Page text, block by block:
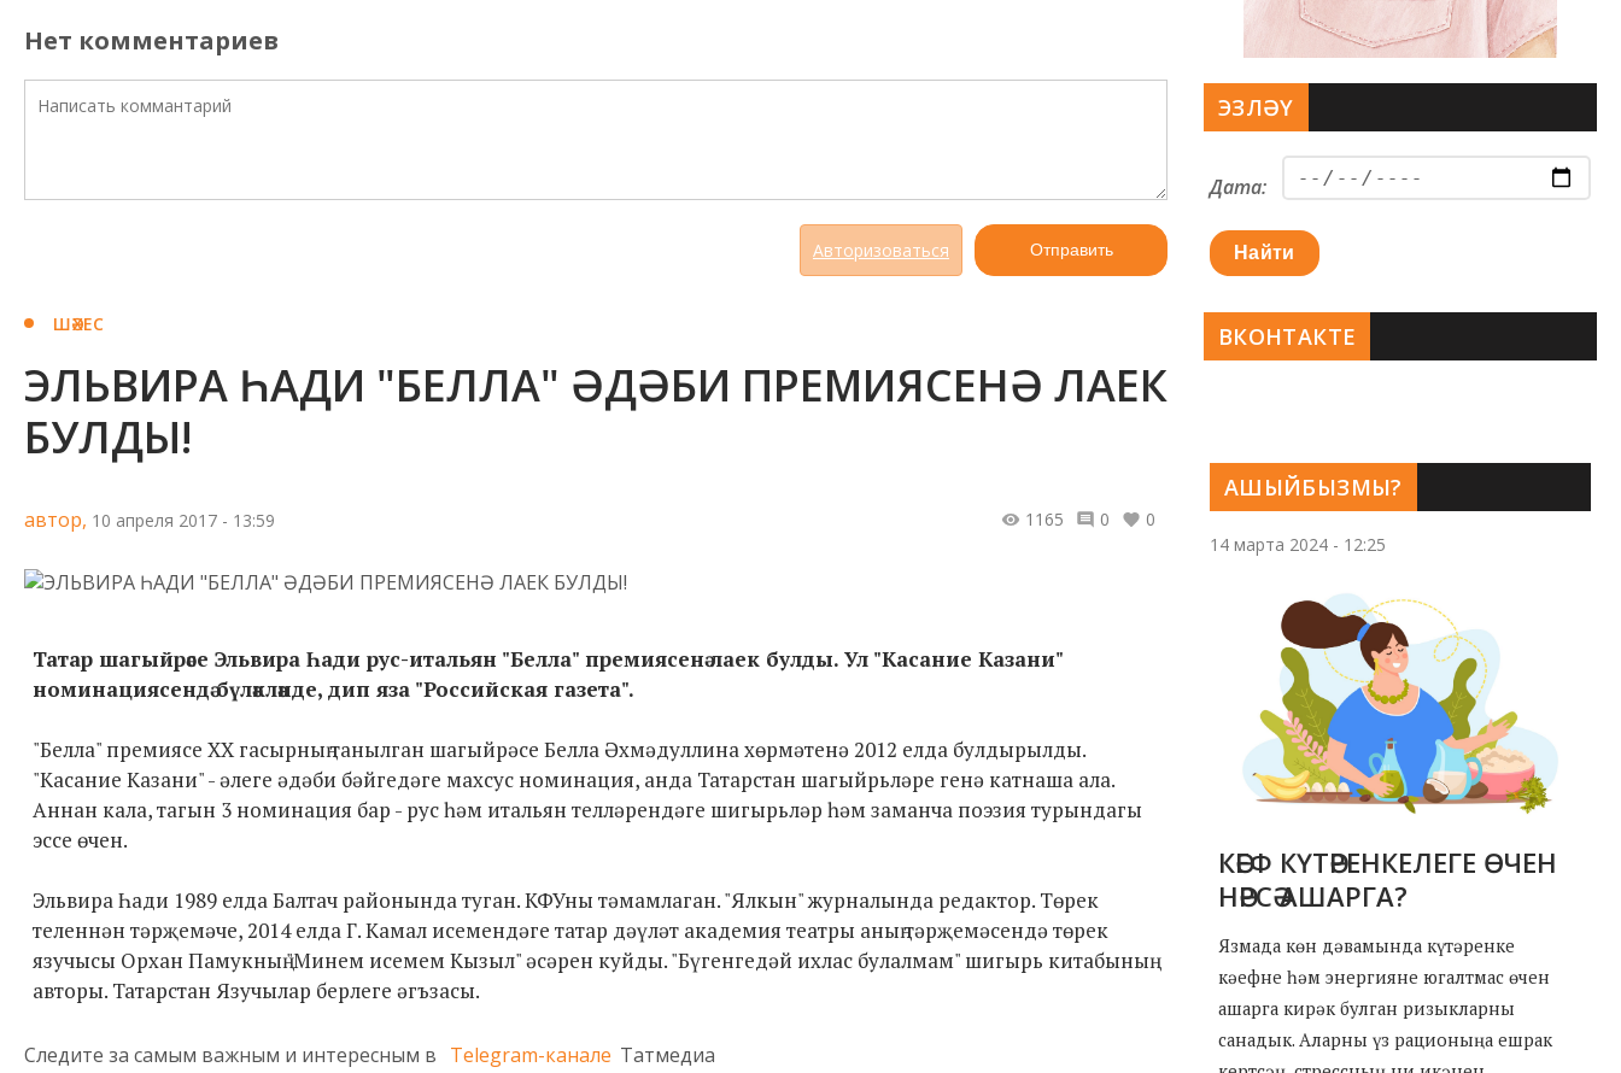
Нет комментариев
Авторизоваться Отправить
ШӘХЕС
ЭЛЬВИРА ҺАДИ "БЕЛЛА" ӘДӘБИ ПРЕМИЯСЕНӘ ЛАЕК
БУЛДЫ!
автор, 10 апреля 2017 - 13:59 1165 0 0
Татар шагыйрәсе Эльвира Һади рус-итальян "Белла" премиясенә лаек булды. Ул "Касание Казани"
номинациясендә бүләкләнде, дип яза "Российская газета".
"Белла" премиясе ХХ гасырның танылган шагыйрәсе Белла Әхмәдуллина хөрмәтенә 2012 елда булдырылды.
"Касание Казани" - әлеге әдәби бәйгедәге махсус номинация, анда Татарстан шагыйрьләре генә катнаша ала.
Аннан кала, тагын 3 номинация бар - рус һәм итальян телләрендәге шигырьләр һәм заманча поэзия турындагы
эссе өчен.
Эльвира Һади 1989 елда Балтач районында туган. КФУны тәмамлаган. "Ялкын" журналында редактор. Төрек
теленнән тәрҗемәче, 2014 елда Г. Камал исемендәге татар дәүләт академия театры аның тәрҗемәсендә төрек
язучысы Орхан Памукның "Минем исемем Кызыл" әсәрен куйды. "Бүгенгедәй ихлас булалмам" шигырь китабының
авторы. Татарстан Язучылар берлеге әгъзасы.
Следите за самым важным и интересным в Telegram-канале Татмедиа
АШЫЙБЫЗМЫ?
14 марта 2024 - 12:25
КӘЕФ КҮТӘРЕНКЕЛЕГЕ ӨЧЕН
НӘРСӘ АШАРГА?
Язмада көн дәвамында күтәренке
кәефне һәм энергияне югалтмас өчен
ашарга кирәк булган ризыкларны
санадык. Аларны үз рационыңа ешрак
ЭЗЛӘҮ
Дата:
Найти
ВКОНТАКТЕ